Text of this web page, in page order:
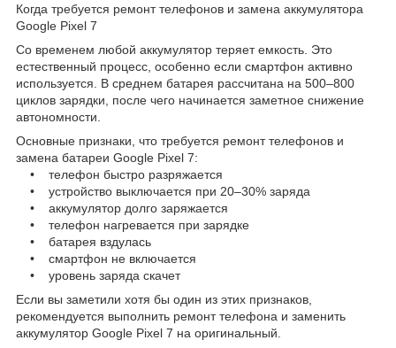
Когда требуется ремонт телефонов и замена аккумулятора
Google Pixel 7
Со временем любой аккумулятор теряет емкость. Это
естественный процесс, особенно если смартфон активно
используется. В среднем батарея рассчитана на 500–800
циклов зарядки, после чего начинается заметное снижение
автономности.
Основные признаки, что требуется ремонт телефонов и
замена батареи Google Pixel 7:
• телефон быстро разряжается
• устройство выключается при 20–30% заряда
• аккумулятор долго заряжается
• телефон нагревается при зарядке
• батарея вздулась
• смартфон не включается
• уровень заряда скачет
Если вы заметили хотя бы один из этих признаков,
рекомендуется выполнить ремонт телефона и заменить
аккумулятор Google Pixel 7 на оригинальный.